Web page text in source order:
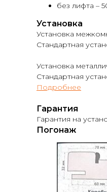
без лифта –
Установка
Установка
Стандартная
Установка
Стандартная
Подробнее
Гарантия
Гарантия на
Погонаж